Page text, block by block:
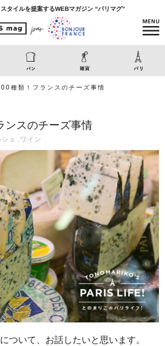
タイルを提案するWEBマガジン “パリマグ”
種類！フランスのチーズ事情
ンスのチーズ事情
ェ ワイン
ついて、お話したいと思います。